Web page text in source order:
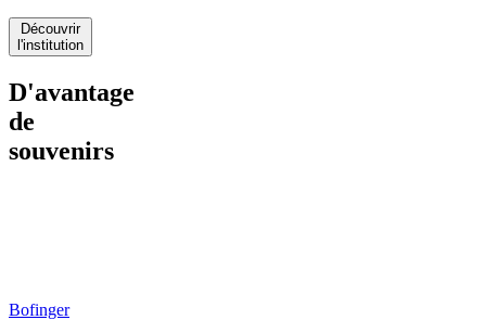
Découvrir
l'institution
D'avantage
de
souvenirs
Bofinger